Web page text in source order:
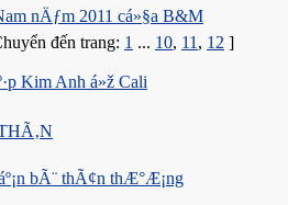
nÄƒm 2011 cá»§a B&M
đến trang: 1 ... 10, 11 , 12 ]
Kim Anh á»ž Cali
bÃ¨ thÃ¢n thÆ°Æ¡ng